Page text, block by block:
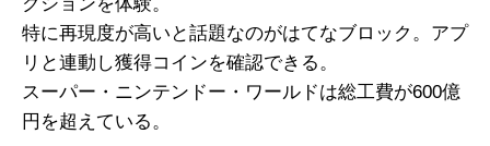
特に再現度が高いと話題なのがはてなブロック。アプ
リと連動し獲得コインを確認できる。
スーパー・ニンテンドー・ワールドは総工費が600億
円を超えている。